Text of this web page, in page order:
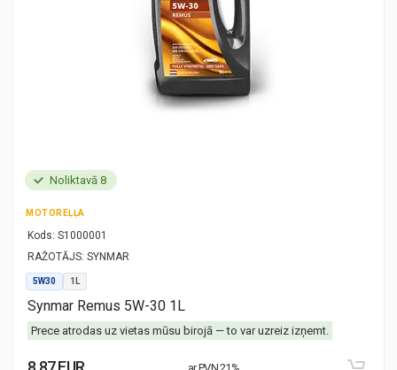
Noliktavā 8
MOTOREĻĻA
Kods: S1000001
RAŽOTĀJS: SYNMAR
5W30 1L
Synmar Remus 5W-30 1L
Prece atrodas uz vietas mūsu birojā — to var uzreiz izņemt.